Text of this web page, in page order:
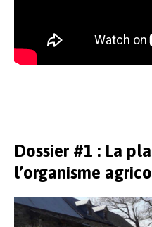
Dossier #1 : La
l’organisme